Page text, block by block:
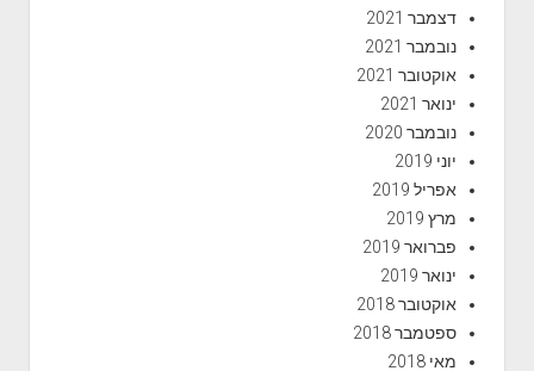
דצמבר 2021
נובמבר 2021
אוקטובר 2021
ינואר 2021
נובמבר 2020
יוני 2019
אפריל 2019
מרץ 2019
פברואר 2019
ינואר 2019
אוקטובר 2018
ספטמבר 2018
מאי 2018